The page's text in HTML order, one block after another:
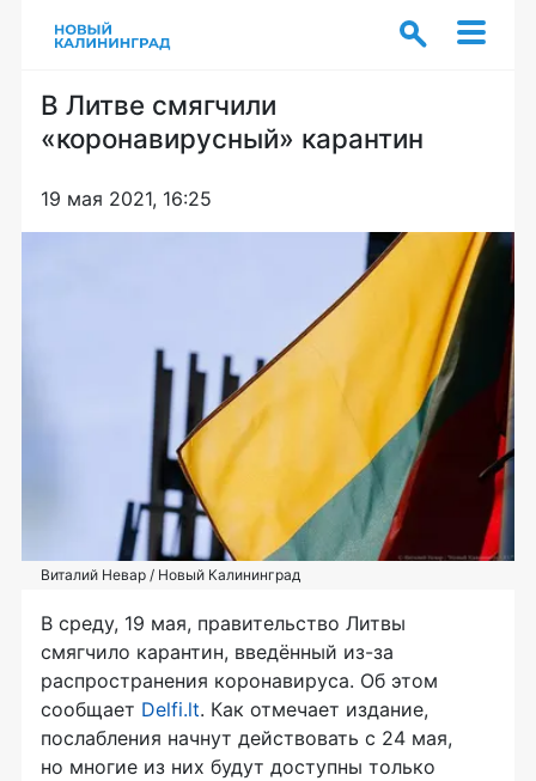
В Литве смягчили
«коронавирусный» карантин
19 мая 2021, 16:25
Виталий Невар / Новый Калининград
В среду, 19 мая, правительство Литвы
смягчило карантин, введённый из-за
распространения коронавируса. Об этом
сообщает Delfi.lt. Как отмечает издание,
послабления начнут действовать с 24 мая,
но многие из них будут доступны только